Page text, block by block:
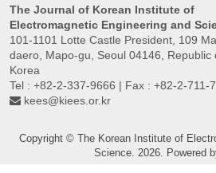
The Journal of Korean Institute of
Electromagnetic Engineering and
101-1101 Lotte Castle President, 109
daero, Mapo-gu, Seoul 04146, Republic
Korea
Tel : +82-2-337-9666 | Fax : +82-2-711-
kees@kiees.or.kr
Copyright © The Korean Institute of
Science. 2026. Powered